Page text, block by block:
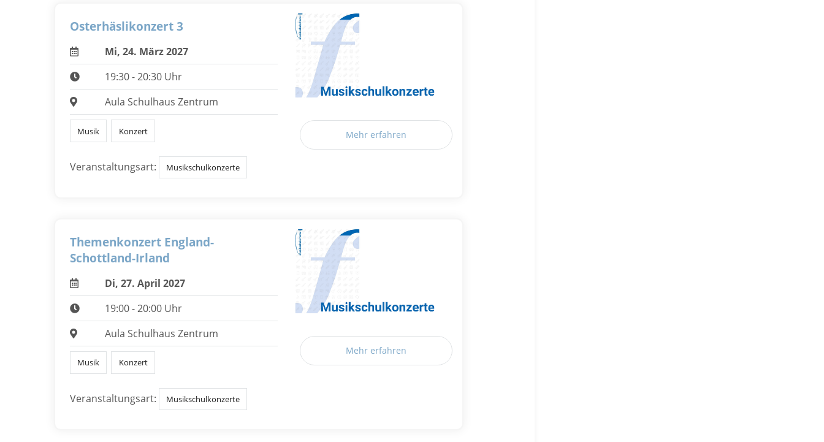
Osterhäslikonzert 3
Mi, 24. März 2027
19:30 - 20:30 Uhr
Aula Schulhaus Zentrum
Musik Konzert
Veranstaltungsart: Musikschulkonzerte
Mehr erfahren
Themenkonzert England-
Schottland-Irland
Di, 27. April 2027
19:00 - 20:00 Uhr
Aula Schulhaus Zentrum
Musik Konzert
Veranstaltungsart: Musikschulkonzerte
Mehr erfahren